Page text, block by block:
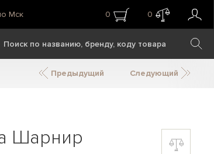
Мск 0 0
Предыдущий Следующий
Шарнир